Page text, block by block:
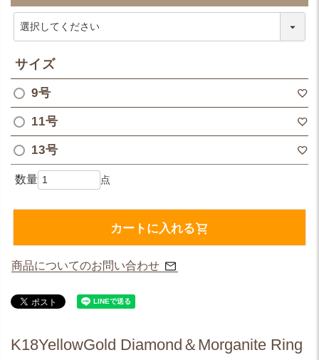
(
サイズ
9号
11号
13号
カートに入れる
商品についてのお問い合わせ
K18YellowGold Diamond＆Morganite Ring